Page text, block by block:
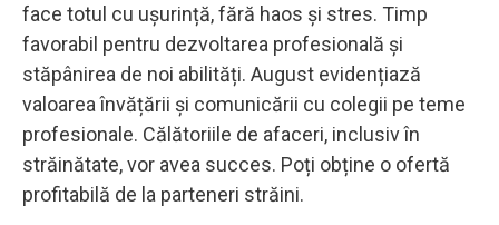
face totul cu ușurință, fără haos și stres. Timp
favorabil pentru dezvoltarea profesională și
stăpânirea de noi abilități. August evidențiază
valoarea învățării și comunicării cu colegii pe teme
profesionale. Călătoriile de afaceri, inclusiv în
străinătate, vor avea succes. Poți obține o ofertă
profitabilă de la parteneri străini.